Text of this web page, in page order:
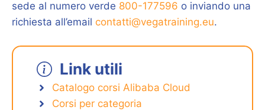
sede al numero verde 800-177596 o inviando una
richiesta all’email contatti@vegatraining.eu.
Link utili
Catalogo corsi Alibaba Cloud
Corsi per categoria